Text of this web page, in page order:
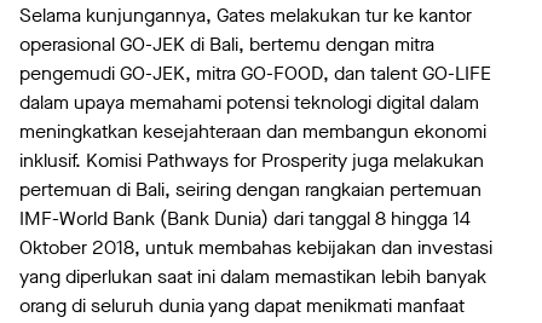
Selama kunjungannya, Gates melakukan tur ke kantor
operasional GO-JEK di Bali, bertemu dengan mitra
pengemudi GO-JEK, mitra GO-FOOD, dan talent GO-LIFE
dalam upaya memahami potensi teknologi digital dalam
meningkatkan kesejahteraan dan membangun ekonomi
inklusif. Komisi Pathways for Prosperity juga melakukan
pertemuan di Bali, seiring dengan rangkaian pertemuan
IMF-World Bank (Bank Dunia) dari tanggal 8 hingga 14
Oktober 2018, untuk membahas kebijakan dan investasi
yang diperlukan saat ini dalam memastikan lebih banyak
orang di seluruh dunia yang dapat menikmati manfaat